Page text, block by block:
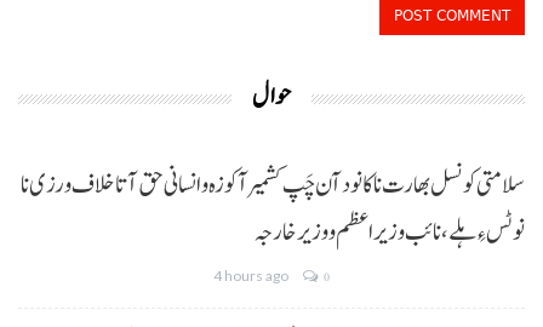
حوال
سلامتی کونسل بھارت نا کانود آن چَپ کشمیر آ کوزہ و انسانی حق آتا خلاف ورزی نا
نوٹس ءِ ہلے،نائب وزیراعظم و وزیر خارجہ
4 hours ago 0